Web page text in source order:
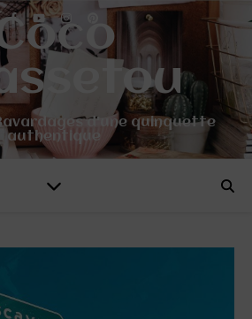
d'une quinquette
authentique